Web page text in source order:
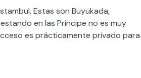
Estas son Büyükada,
en las Príncipe no es muy
es prácticamente privado